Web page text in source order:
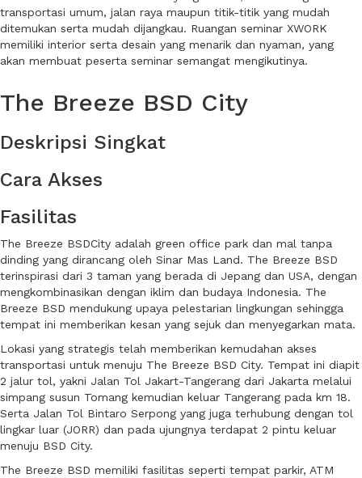
transportasi umum, jalan raya maupun titik-titik yang mudah
ditemukan serta mudah dijangkau. Ruangan seminar XWORK
memiliki interior serta desain yang menarik dan nyaman, yang
akan membuat peserta seminar semangat mengikutinya.
The Breeze BSD City
Deskripsi Singkat
Cara Akses
Fasilitas
The Breeze BSDCity adalah green office park dan mal tanpa
dinding yang dirancang oleh Sinar Mas Land. The Breeze BSD
terinspirasi dari 3 taman yang berada di Jepang dan USA, dengan
mengkombinasikan dengan iklim dan budaya Indonesia. The
Breeze BSD mendukung upaya pelestarian lingkungan sehingga
tempat ini memberikan kesan yang sejuk dan menyegarkan mata.
Lokasi yang strategis telah memberikan kemudahan akses
transportasi untuk menuju The Breeze BSD City. Tempat ini diapit
2 jalur tol, yakni Jalan Tol Jakart-Tangerang dari Jakarta melalui
simpang susun Tomang kemudian keluar Tangerang pada km 18.
Serta Jalan Tol Bintaro Serpong yang juga terhubung dengan tol
lingkar luar (JORR) dan pada ujungnya terdapat 2 pintu keluar
menuju BSD City.
The Breeze BSD memiliki fasilitas seperti tempat parkir, ATM